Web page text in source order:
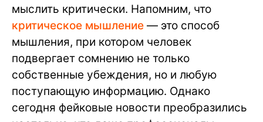
мыслить критически. Напомним, что
критическое мышление — это способ
мышления, при котором человек
подвергает сомнению не только
собственные убеждения, но и любую
поступающую информацию. Однако
сегодня фейковые новости преобразились